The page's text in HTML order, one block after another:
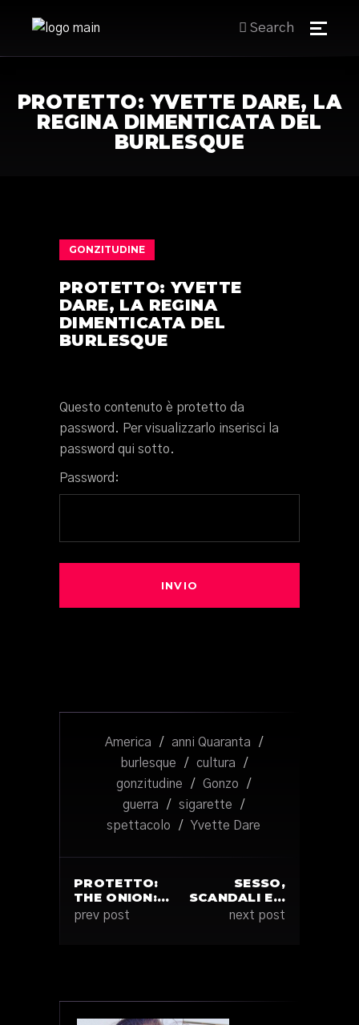
Search
PROTETTO: YVETTE DARE, LA
REGINA DIMENTICATA DEL
BURLESQUE
GONZITUDINE
PROTETTO: YVETTE
DARE, LA REGINA
DIMENTICATA DEL
BURLESQUE
Questo contenuto è protetto da
password. Per visualizzarlo inserisci la
password qui sotto.
Password:
America / anni Quaranta
/
burlesque
/ cultura
/
gonzitudine
/ Gonzo
/
guerra
/ sigarette
/
spettacolo
/ Yvette Dare
PROTETTO:
THE ONION:…
prev post
SESSO,
SCANDALI E…
next post